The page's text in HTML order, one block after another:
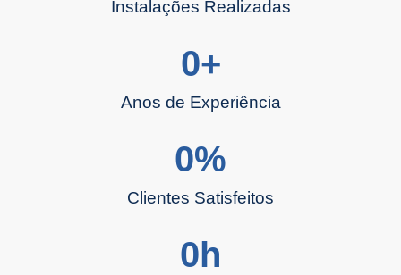
Instalações Realizadas
Anos de Experiência
0+
Clientes Satisfeitos
0%
0h